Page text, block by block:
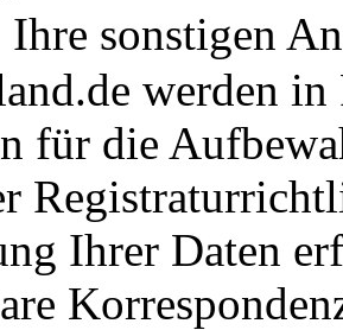
sonstigen
werden
für die
Ihrer Daten